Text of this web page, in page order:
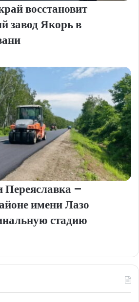
восстановит
завод Якорь в
Переяславка –
имени Лазо
стадию